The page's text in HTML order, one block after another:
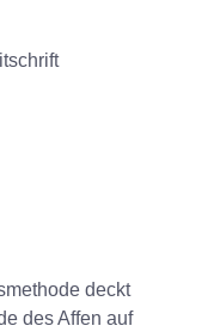
deckt
des Affen auf